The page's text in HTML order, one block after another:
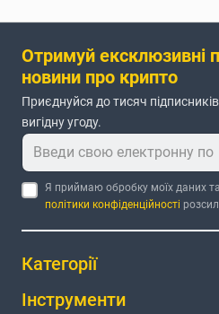
Отримуй ексклюзивні
новини про крипто
Приєднуйся до тисяч
вигідну угоду.
Я приймаю обробку моїх даних
політики конфіденційності
Категорії
Інструменти